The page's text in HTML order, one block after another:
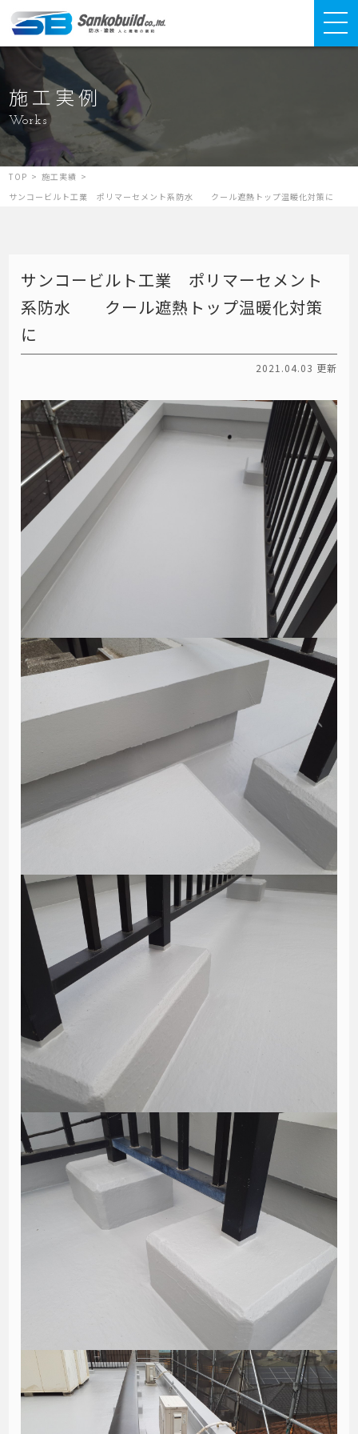
施工実例
Works
TOP > 施工実績 >
サンコービルト工業 ポリマーセメント系防水 クール遮熱トップ温暖化対策に
サンコービルト工業 ポリマーセメント
系防水 クール遮熱トップ温暖化対策
に
2021.04.03 更新